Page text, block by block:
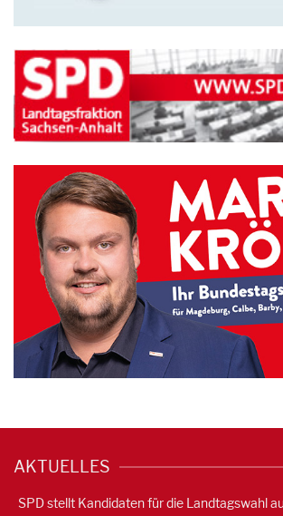
AKTUELLES
SPD stellt Kandidaten für die Landtagswahl